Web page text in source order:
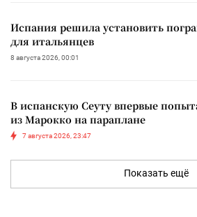
Испания решила установить
для итальянцев
8 августа 2026, 00:01
В испанскую Сеуту впервые
из Марокко на параплане
7 августа 2026, 23:47
Показать ещё